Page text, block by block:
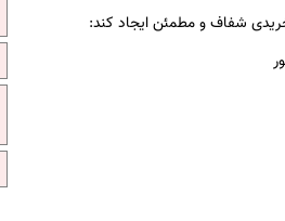
شفاف و مطمئن ایجاد کند: